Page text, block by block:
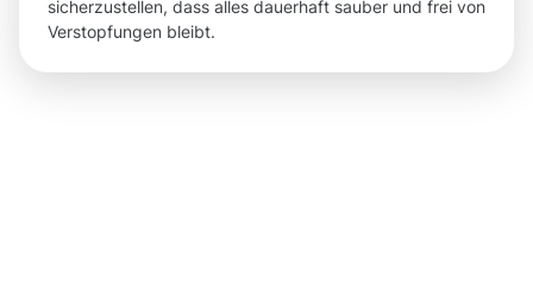
sicherzustellen, dass alles dauerhaft sauber und frei von
Verstopfungen bleibt.